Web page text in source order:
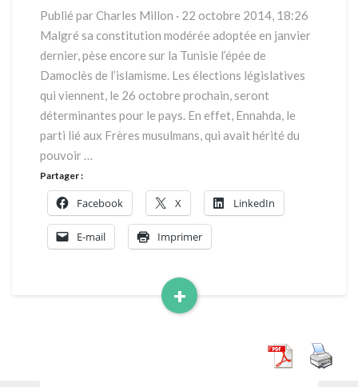
viennent,
26
octobre
prochain,
seront
déterminantes
pour
le
pays.
Publié par Charles Millon · 22 octobre 2014, 18:26
Malgré sa constitution modérée adoptée en janvier
dernier, pèse encore sur la Tunisie l’épée de
Damoclès de l’islamisme. Les élections législatives
qui viennent, le 26 octobre prochain, seront
déterminantes pour le pays. En effet, Ennahda, le
parti lié aux Frères musulmans, qui avait hérité du
pouvoir …
+
Read
Partager :
Facebook X LinkedIn
E-mail Imprimer